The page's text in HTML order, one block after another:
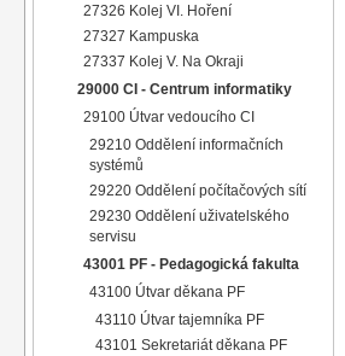
27326 Kolej VI. Hoření
27327 Kampuska
27337 Kolej V. Na Okraji
29000 CI - Centrum informatiky
29100 Útvar vedoucího CI
29210 Oddělení informačních
systémů
29220 Oddělení počítačových sítí
29230 Oddělení uživatelského
servisu
43001 PF - Pedagogická fakulta
43100 Útvar děkana PF
43110 Útvar tajemníka PF
43101 Sekretariát děkana PF